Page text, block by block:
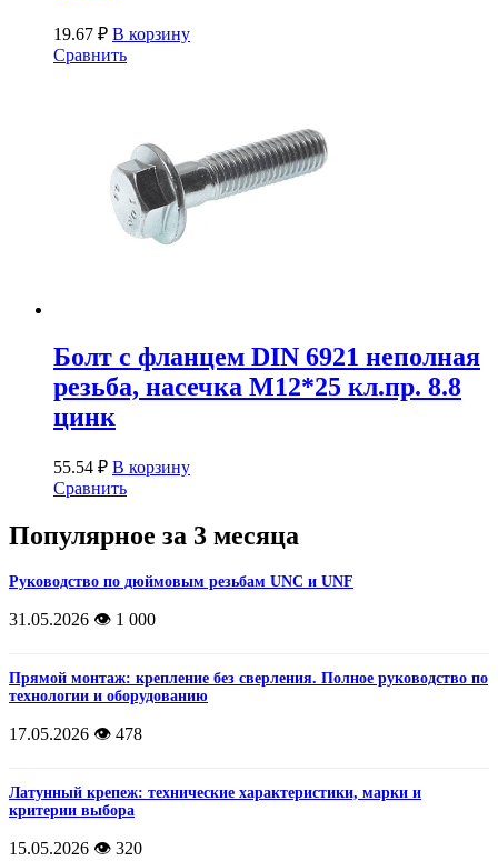
19.67 ₽ В корзину
Сравнить
Болт с фланцем DIN 6921 неполная
резьба, насечка М12*25 кл.пр. 8.8
цинк
55.54 ₽ В корзину
Сравнить
Популярное за 3 месяца
Руководство по дюймовым резьбам UNC и UNF
31.05.2026 👁️ 1 000
Прямой монтаж: крепление без сверления. Полное руководство по
технологии и оборудованию
17.05.2026 👁️ 478
Латунный крепеж: технические характеристики, марки и
критерии выбора
15.05.2026 👁️ 320